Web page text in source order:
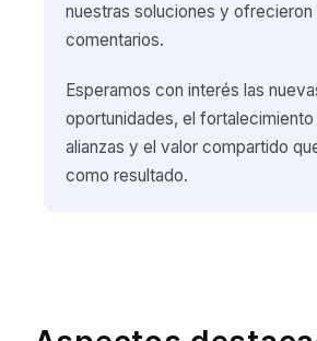
nuestras soluciones y ofrecieron
comentarios.
Esperamos con interés las
oportunidades, el fortalecimiento
alianzas y el valor compartido
como resultado.